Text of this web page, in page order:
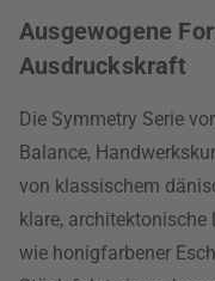
Ausgewogene
Ausdruckskraft
Die Symmetry Serie
Balance,
von klassischem
klare,
wie honigfarbener